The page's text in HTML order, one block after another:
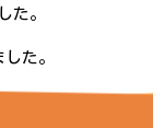
た。
た。